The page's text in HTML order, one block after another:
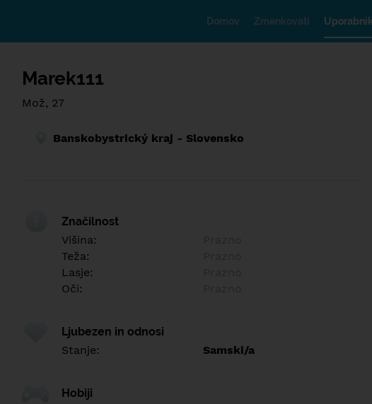
Domov Zmenkovati
Marek111
Mož, 27
Banskobystrický kraj - Slovensko
Značilnost
Višina:
Teža:
Lasje:
Oči:
Ljubezen in odnosi
Stanje:
Samski/a
Hobiji